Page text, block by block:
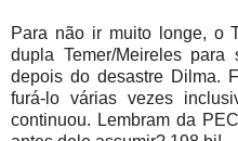
Para não ir muito longe, o
dupla Temer/Meireles
depois do desastre Dilma.
furá-lo várias vezes
continuou. Lembram da